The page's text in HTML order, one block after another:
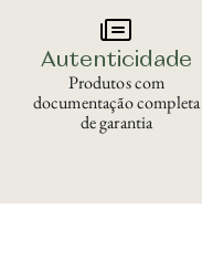
Autenticidade
Produtos com
documentação completa
de garantia